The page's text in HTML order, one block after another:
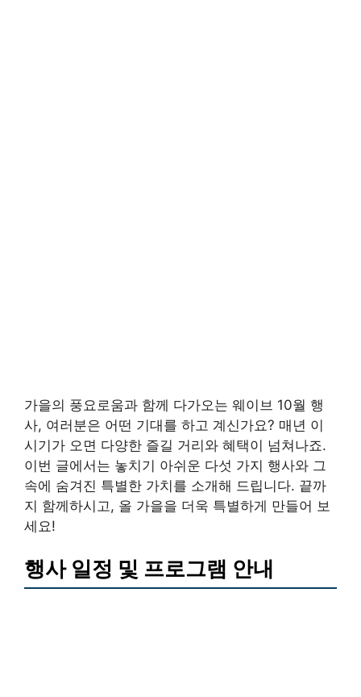
가을의 풍요로움과 함께 다가오는 웨이브 10월 행
사, 여러분은 어떤 기대를 하고 계신가요? 매년 이
시기가 오면 다양한 즐길 거리와 혜택이 넘쳐나죠.
이번 글에서는 놓치기 아쉬운 다섯 가지 행사와 그
속에 숨겨진 특별한 가치를 소개해 드립니다. 끝까
지 함께하시고, 올 가을을 더욱 특별하게 만들어 보
세요!
행사 일정 및 프로그램 안내